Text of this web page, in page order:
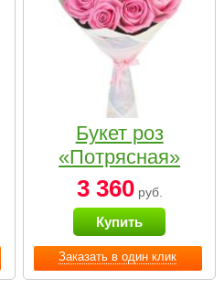
Заказать в один клик
Букет роз
«Потрясная»
3 360руб.
Купить